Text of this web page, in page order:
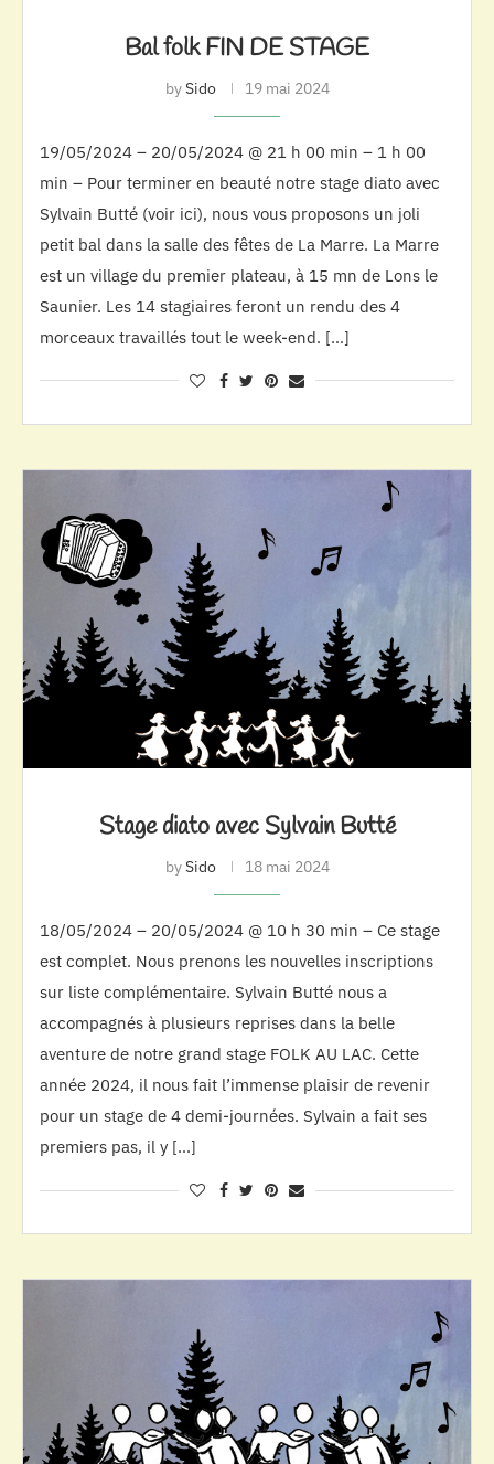
Bal folk FIN DE STAGE
bySido 19 mai 2024
19/05/2024 – 20/05/2024 @ 21 h 00 min – 1 h 00
min – Pour terminer en beauté notre stage diato avec
Sylvain Butté (voir ici), nous vous proposons un joli
petit bal dans la salle des fêtes de La Marre. La Marre
est un village du premier plateau, à 15 mn de Lons le
Saunier. Les 14 stagiaires feront un rendu des 4
morceaux travaillés tout le week-end. […]
Stage diato avec Sylvain Butté
bySido 18 mai 2024
18/05/2024 – 20/05/2024 @ 10 h 30 min – Ce stage
est complet. Nous prenons les nouvelles inscriptions
sur liste complémentaire. Sylvain Butté nous a
accompagnés à plusieurs reprises dans la belle
aventure de notre grand stage FOLK AU LAC. Cette
année 2024, il nous fait l’immense plaisir de revenir
pour un stage de 4 demi-journées. Sylvain a fait ses
premiers pas, il y […]